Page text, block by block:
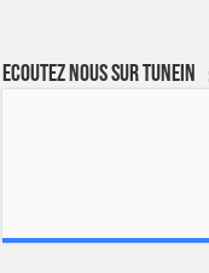
Ecoutez nous sur TuneIn